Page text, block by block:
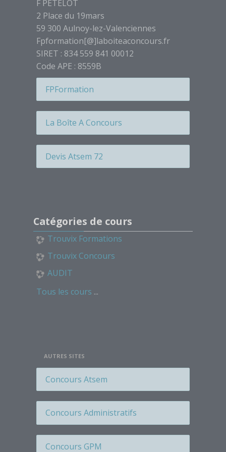
Étiquette
Étiquette
Étiquette
Étiquette
Étiquette
Étiquette
Étiquette
Étiquette
Étiquette
Étiquette
Étiquette
Étiquette
Étiquette
Étiquette
Étiquette
Étiquette
Étiquette
Étiquette
Étiquette
F PETELOT
2 Place du 19mars
59 300 Aulnoy-lez-Valenciennes
Fpformation[@]laboiteaconcours.fr
SIRET : 834 559 841 00012
Code APE : 8559B
FPFormation
La Boîte A Concours
Devis Atsem 72
Catégories de cours
Trouvix Formations
Trouvix Concours
AUDIT
Tous les cours ...
AUTRES SITES
Concours Atsem
Concours Administratifs
Concours GPM